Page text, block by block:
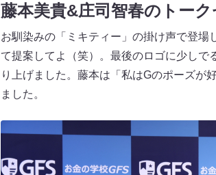
藤本美貴&庄司智春のトー
お馴染みの「ミキティー」の掛け声で登
て提案してよ（笑）。最後のロゴに少し
り上げました。藤本は「私はGのポーズが
ました。